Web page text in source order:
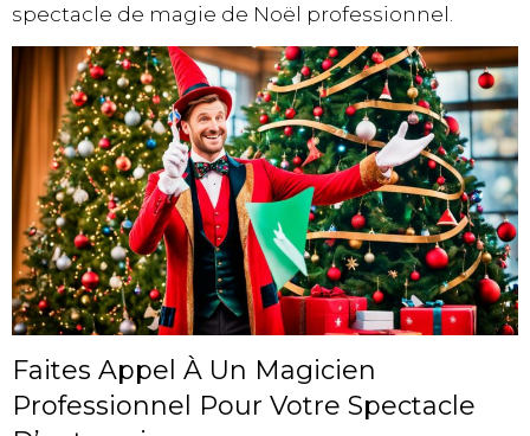
spectacle de magie de Noël professionnel.
Faites Appel À Un Magicien
Professionnel Pour Votre Spectacle